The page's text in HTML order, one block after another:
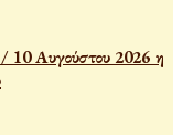
/ 10 Αυγούστου 2026 η